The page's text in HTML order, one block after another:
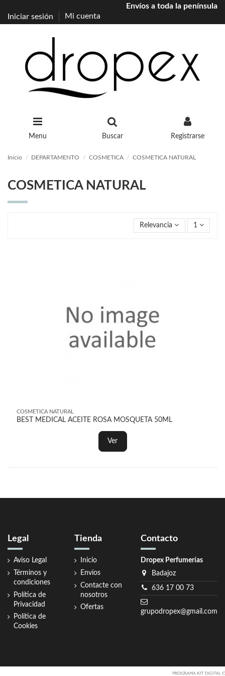
Envíos a toda la península
Iniciar sesión
Mi cuenta
Menu Buscar Registrarse
Inicio DEPARTAMENTO COSMETICA COSMETICA NATURAL
COSMETICA NATURAL
Relevancia 1
COSMETICA NATURAL
BEST MEDICAL ACEITE ROSA MOSQUETA 50ML
Ver
Legal
Aviso Legal
Términos y
condiciones
Política de
Privacidad
Política de
Cookies
Tienda
Inicio
Envíos
Contacte con
nosotros
Ofertas
Contacto
Dropex Perfumerías
Badajoz
636 17 00 73
grupodropex@gmail.com